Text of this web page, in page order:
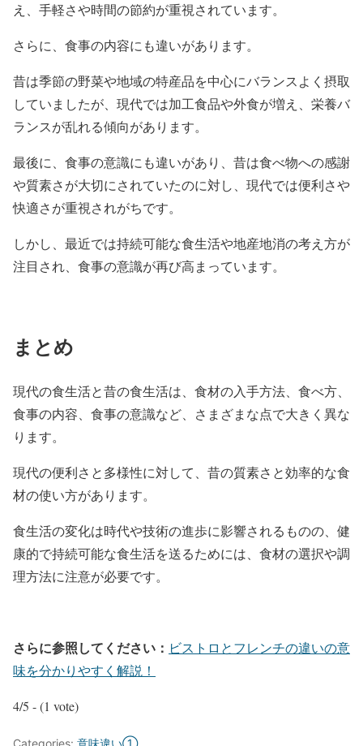
え、手軽さや時間の節約が重視されています。
さらに、食事の内容にも違いがあります。
昔は季節の野菜や地域の特産品を中心にバランスよく摂取
していましたが、現代では加工食品や外食が増え、栄養バ
ランスが乱れる傾向があります。
最後に、食事の意識にも違いがあり、昔は食べ物への感謝
や質素さが大切にされていたのに対し、現代では便利さや
快適さが重視されがちです。
しかし、最近では持続可能な食生活や地産地消の考え方が
注目され、食事の意識が再び高まっています。
まとめ
現代の食生活と昔の食生活は、食材の入手方法、食べ方、
食事の内容、食事の意識など、さまざまな点で大きく異な
ります。
現代の便利さと多様性に対して、昔の質素さと効率的な食
材の使い方があります。
食生活の変化は時代や技術の進歩に影響されるものの、健
康的で持続可能な食生活を送るためには、食材の選択や調
理方法に注意が必要です。
さらに参照してください： ビストロとフレンチの違いの意
味を分かりやすく解説！
4/5 - (1 vote)
Categories: 意味違い①